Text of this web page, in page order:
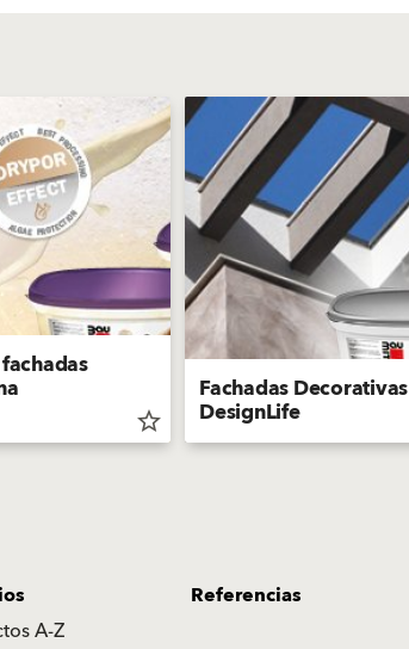
star_border
Fachadas Decorativas
DesignLife
A-Z
Referencias